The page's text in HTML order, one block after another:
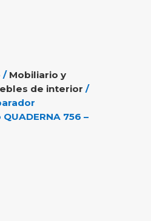
/ Mobiliario y
de interior /
756 –